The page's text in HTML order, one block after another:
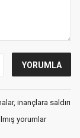
inançlara saldırı
yorumlar